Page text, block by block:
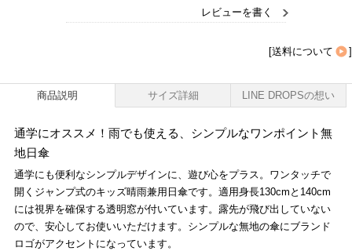
レビューを書く
[送料について ]
商品説明 サイズ詳細 LINE DROPSの想い
通学にオススメ！雨でも使える、シンプルなワンポイント無
地日傘
通学にも便利なシンプルデザインに、遊び心をプラス。ワンタッチで
開くジャンプ式のキッズ晴雨兼用日傘です。適用身長130cmと140cm
には視界を確保する透明窓が付いています。露先が飛び出していない
ので、安心してお使いいただけます。シンプルな無地の傘にブランド
ロゴがアクセントになっています。